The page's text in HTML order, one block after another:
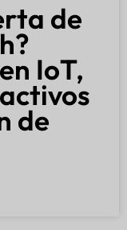
de
IoT,
de